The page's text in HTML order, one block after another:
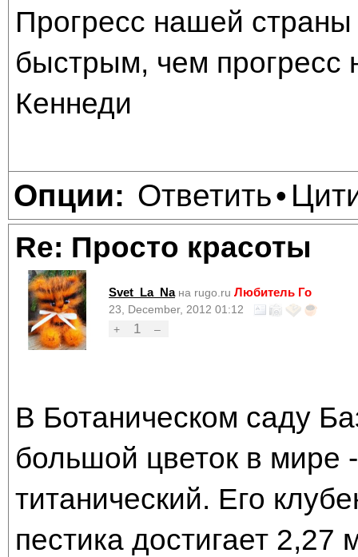
Прогресс нашей
быстрым, чем прогресс
Кеннеди
Опции: Ответить•
Re: Просто красоты
Svet_La_Na на rugo.ru Любитель Го
23, December, 2012 01:12
+
1 –
В Ботаническом саду
большой цветок в
титанический. Его
пестика достигает 2,27